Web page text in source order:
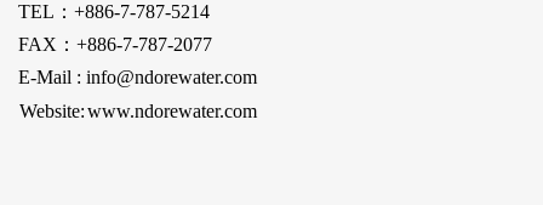
TEL：+886-7-787-5214
FAX：+886-7-787-2077
E-Mail : info@ndorewater.com
Website:www.ndorewater.com